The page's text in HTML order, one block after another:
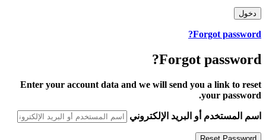
Forgot password?
Forgot password?
Enter your account data and we will send you a link to reset
your password.
اسم المستخدم أو البريد الإلكتروني